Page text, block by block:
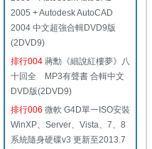
2005 + Autodesk AutoCAD
2004 中文超強合輯DVD9版
(2DVD9)
排行004 蔣勳《細說紅樓夢》八
十回全 MP3有聲書 合輯中文
DVD版(2DVD9)
排行006 微軟 G4D單一ISO安裝
WinXP、Server、Vista、7、8
系統隨身硬碟v3 更新至2013.7